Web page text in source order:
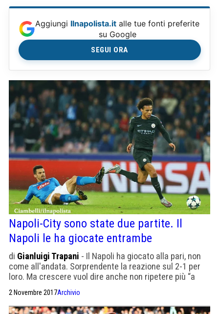
Aggiungi Ilnapolista.it alle tue fonti preferite
su Google
SEGUI ORA
Napoli-City sono state due partite. Il
Napoli le ha giocate entrambe
di Gianluigi Trapani - Il Napoli ha giocato alla pari, non
come all'andata. Sorprendente la reazione sul 2-1 per
loro. Ma crescere vuol dire anche non ripetere più “a
testa alta”
2 Novembre 2017Archivio